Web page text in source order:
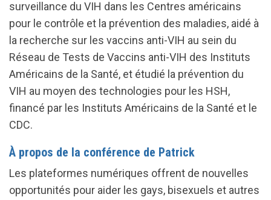
surveillance du VIH dans les Centres américains
pour le contrôle et la prévention des maladies, aidé à
la recherche sur les vaccins anti-VIH au sein du
Réseau de Tests de Vaccins anti-VIH des Instituts
Américains de la Santé, et étudié la prévention du
VIH au moyen des technologies pour les HSH,
financé par les Instituts Américains de la Santé et le
CDC.
À propos de la conférence de Patrick
Les plateformes numériques offrent de nouvelles
opportunités pour aider les gays, bisexuels et autres